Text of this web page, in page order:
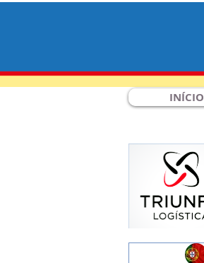
INÍCIO